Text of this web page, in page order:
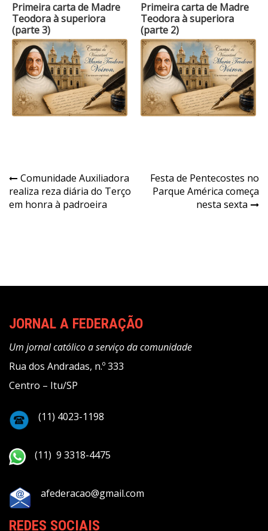
Primeira carta de Madre
Teodora à superiora
(parte 3)
Primeira carta de Madre
Teodora à superiora
(parte 2)
Navegação
de
Comunidade Auxiliadora
realiza reza diária do Terço
em honra à padroeira
Festa de Pentecostes no
Parque América começa
nesta sexta
JORNAL A FEDERAÇÃO
Um jornal católico a serviço da comunidade
Rua dos Andradas, n.º 333
Centro – Itu/SP
(11) 4023-1198
(11) 9 3318-4475
afederacao@gmail.com
REDES SOCIAIS